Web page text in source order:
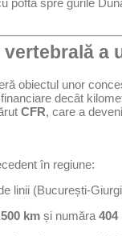
a
obiectul unor
decât
CFR, care a
în regiune:
linii (București-
km și număra 404